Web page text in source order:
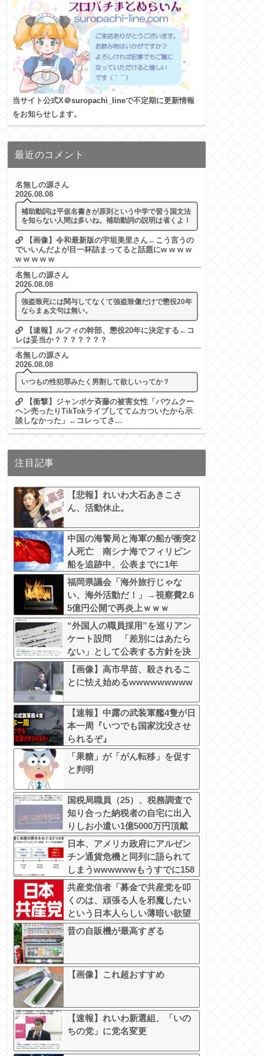
当サイト公式X＠suropachi_lineで不定期に更新情報
をお知らせします。
最近のコメント
名無しの源さん
2026.08.08
補助動詞は平仮名書きが原則という中学で習う国文法
を知らない人間は多いね。補助動詞の説明は省くよ！
【画像】令和最新版の宇垣美里さん←こう言うの
でいいんだよが目一杯詰まってると話題にw w w w
w w w w w
名無しの源さん
2026.08.08
強盗致死には関与してなくて強盗致傷だけで懲役20年
ならまぁ文句は無い。
【速報】ルフィの幹部、懲役20年に決定する←コ
レは妥当か？？？？？？？
名無しの源さん
2026.08.08
いつもの性犯罪みたく男割して欲しいってか？
【衝撃】ジャンポケ斉藤の被害女性「バウムクー
ヘン売ったりTikTokライブしててムカついたから示
談しなかった」←コレってさ…
注目記事
【悲報】れいわ大石あきこさ
ん、活動休止。
中国の海警局と海軍の船が衝突2
人死亡 南シナ海でフィリピン
船を追跡中、公表までに1年
福岡県議会「海外旅行じゃな
い、海外活動だ！」→視察費2.6
5億円公開で再炎上ｗｗｗ
“外国人の職員採用”を巡りアン
ケート設問 「差別にはあたら
ない」として公表する方針を決
定 三重県
【画像】高市早苗、殺されるこ
とに怯え始めるwwwwwwwww
【速報】中露の武装軍艦4隻が日
本一周『いつでも国家沈没させ
られるぞ』
「果糖」が「がん転移」を促す
と判明
国税局職員（25）、税務調査で
知り合った納税者の自宅に出入
りしお小遣い1億5000万円頂戴
するwww
日本、アメリカ政府にアルゼン
チン通貨危機と同列に語られて
しまうwwwwwwもうすでに158
円に戻る
共産党信者「募金で共産党を叩
くのは、頑張る人を邪魔したい
という日本人らしい薄暗い欲望
のせい」
昔の自販機が最高すぎる
【画像】これ超おすすめ
【速報】れいわ新選組、「いの
ちの党」に党名変更